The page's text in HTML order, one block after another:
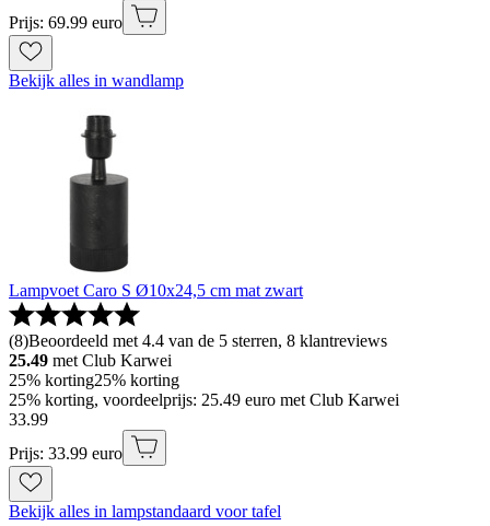
Prijs: 69.99 euro
Bekijk alles in wandlamp
Lampvoet Caro S Ø10x24,5 cm mat zwart
(8)Beoordeeld met 4.4 van de 5 sterren, 8 klantreviews
25.49 met Club Karwei
25% korting25% korting
25% korting, voordeelprijs: 25.49 euro met Club Karwei
33.99
Prijs: 33.99 euro
Bekijk alles in lampstandaard voor tafel